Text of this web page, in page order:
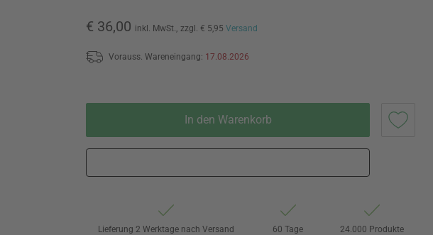
€ 36,00 inkl. MwSt., zzgl. € 5,95 Versand
Vorauss. Wareneingang: 17.08.2026
In den Warenkorb
Lieferung 2 Werktage nach Versand
60 Tage
24.000 Produkte